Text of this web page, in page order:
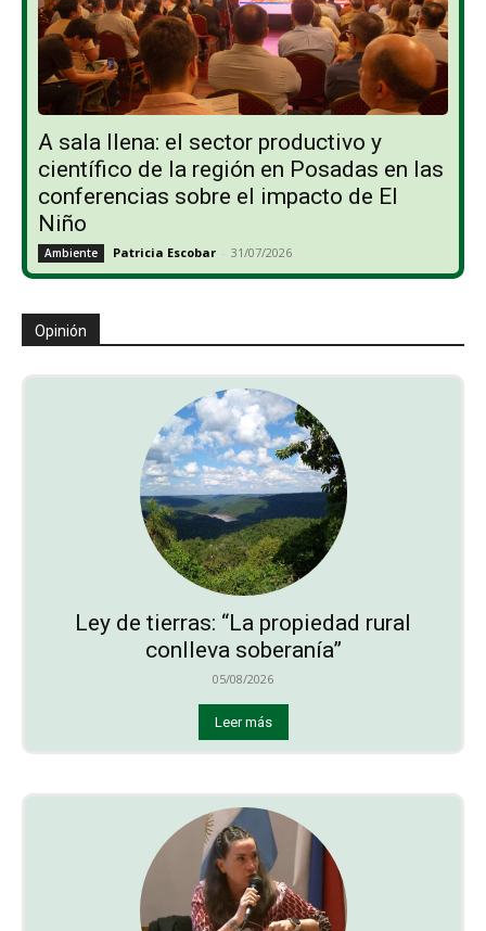
A sala llena: el sector productivo y
científico de la región en Posadas en las
conferencias sobre el impacto de El
Niño
Ambiente Patricia Escobar - 31/07/2026
Opinión
Ley de tierras: “La propiedad rural
conlleva soberanía”
05/08/2026
Leer más